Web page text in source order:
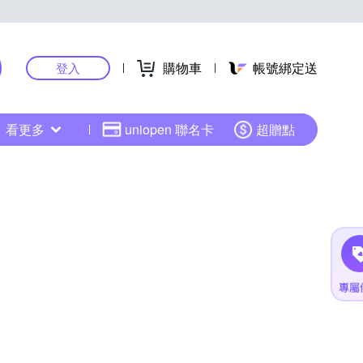
登入 購物車 帳號綁定送
看更多 uniopen 聯名卡 超贈點